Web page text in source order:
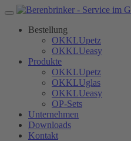
Bestellung
OKKLUpetz
OKKLUeasy
Produkte
OKKLUpetz
OKKLUglas
OKKLUeasy
OP-Sets
Unternehmen
Downloads
Kontakt